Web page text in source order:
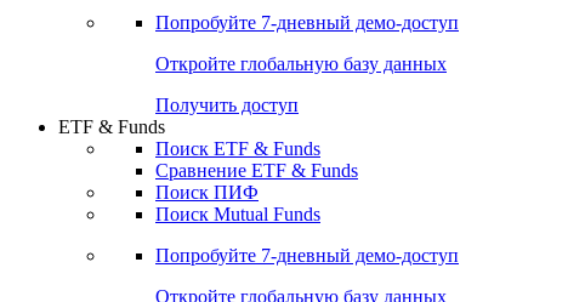
Получить доступ
Кредиты
Поиск кредитов
Попробуйте7-дневный
Откройте глобальную базу данных
Получить доступ
ETF & Funds
Поиск ETF & Funds
Сравнение ETF & Funds
Поиск ПИФ
Поиск Mutual Funds